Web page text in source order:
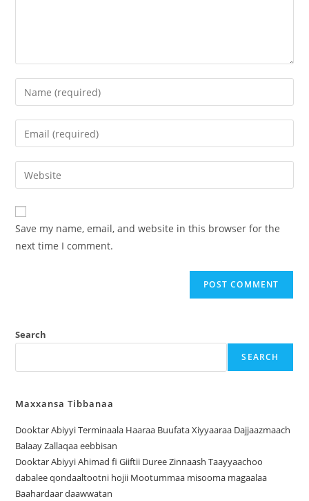
Save my name, email, and website in this browser for the
next time I comment.
Search
SEARCH
Maxxansa Tibbanaa
Dooktar Abiyyi Terminaala Haaraa Buufata Xiyyaaraa Dajjaazmaach
Balaay Zallaqaa eebbisan
Dooktar Abiyyi Ahimad fi Giiftii Duree Zinnaash Taayyaachoo
dabalee qondaaltootni hojii Mootummaa misooma magaalaa
Baahardaar daawwatan